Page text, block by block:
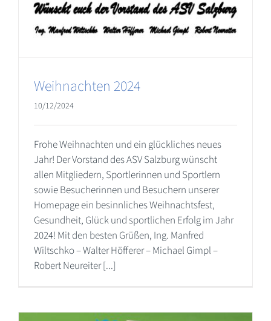
Weihnachten 2024
10/12/2024
Frohe Weihnachten und ein glückliches neues
Jahr! Der Vorstand des ASV Salzburg wünscht
allen Mitgliedern, Sportlerinnen und Sportlern
sowie Besucherinnen und Besuchern unserer
Homepage ein besinnliches Weihnachtsfest,
Gesundheit, Glück und sportlichen Erfolg im Jahr
2024! Mit den besten Grüßen, Ing. Manfred
Wiltschko – Walter Höfferer – Michael Gimpl –
Robert Neureiter [...]